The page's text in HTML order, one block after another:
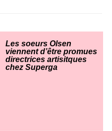
Les soeurs Olsen
viennent d’être promues
directrices artisitques
chez Superga